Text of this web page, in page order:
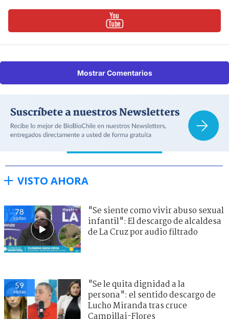
Mostrar Comentarios
VISTO AHORA
78
visitas
"Se siente como vivir abuso sexual
infantil": El descargo de alcaldesa
de La Cruz por audio filtrado
59
visitas
"Se le quita dignidad a la
persona": el sentido descargo de
Lucho Miranda tras cruce